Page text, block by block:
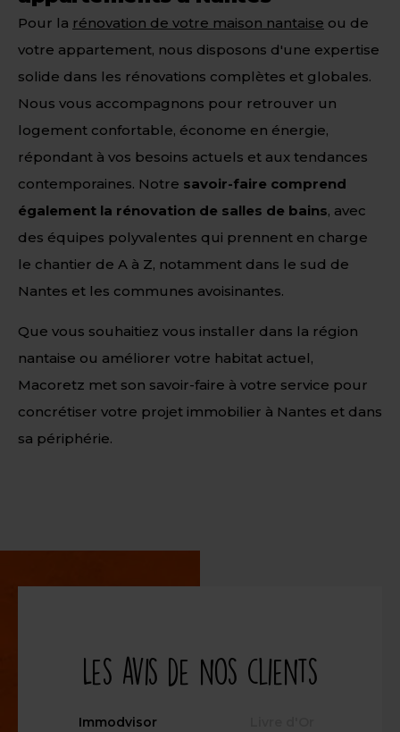
Pour la rénovation de votre maison nantaise ou de
votre appartement, nous disposons d'une expertise
solide dans les rénovations complètes et globales.
Nous vous accompagnons pour retrouver un
logement confortable, économe en énergie,
répondant à vos besoins actuels et aux tendances
contemporaines. Notre savoir-faire comprend
également la rénovation de salles de bains, avec
des équipes polyvalentes qui prennent en charge
le chantier de A à Z, notamment dans le sud de
Nantes et les communes avoisinantes.
Que vous souhaitiez vous installer dans la région
nantaise ou améliorer votre habitat actuel,
Macoretz met son savoir-faire à votre service pour
concrétiser votre projet immobilier à Nantes et dans
sa périphérie.
Les avis de nos clients
Immodvisor